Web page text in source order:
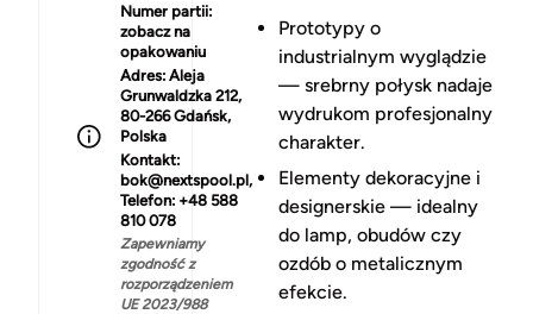
Numer partii:
zobacz na
opakowaniu
Adres: Aleja
Grunwaldzka 212,
80-266 Gdańsk,
Polska
Kontakt:
bok@nextspool.pl,
Telefon: +48 588
810 078
Zapewniamy
zgodność z
rozporządzeniem
UE 2023/988
Prototypy o
industrialnym wyglądzie
— srebrny połysk nadaje
wydrukom profesjonalny
charakter.
Elementy dekoracyjne i
designerskie — idealny
do lamp, obudów czy
ozdób o metalicznym
efekcie.